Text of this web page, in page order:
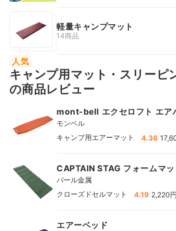
軽量キャンプマット
14商品
人気
キャンプ用マット・スリーピ
の商品レビュー
mont-bell エクセロフト エア
モンベル
キャンプ用エアーマット
4.36
CAPTAIN STAG フォームマッ
パール金属
クローズドセルマット
4.19 2,220円
エアーベッド